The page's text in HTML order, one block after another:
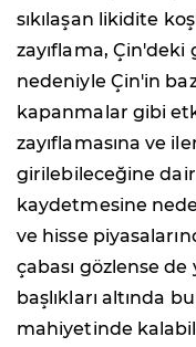
sıkılaşan likidite
zayıflama,
nedeniyle Çin'in
kapanmalar gibi
zayıflamasına ve
girilebileceğine dair
kaydetmesine
ve hisse
çabası gözlense de
başlıkları altında
mahiyetinde